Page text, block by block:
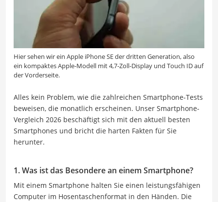
Hier sehen wir ein Apple iPhone SE der dritten Generation, also
ein kompaktes Apple-Modell mit 4,7-Zoll-Display und Touch ID auf
der Vorderseite.
Alles kein Problem, wie die zahlreichen Smartphone-Tests
beweisen, die monatlich erscheinen. Unser Smartphone-
Vergleich 2026 beschäftigt sich mit den aktuell besten
Smartphones und bricht die harten Fakten für Sie
herunter.
1. Was ist das Besondere an einem Smartphone?
Mit einem Smartphone halten Sie einen leistungsfähigen
Computer im Hosentaschenformat in den Händen. Die